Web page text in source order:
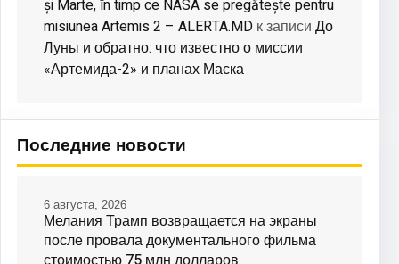
și Marte, în timp ce NASA se pregătește pentru
misiunea Artemis 2 – ALERTA.MD к записи До
Луны и обратно: что известно о миссии
«Артемида-2» и планах Маска
Последние новости
Мелания Трамп возвращается на экраны
после провала документального фильма
6 августа, 2026